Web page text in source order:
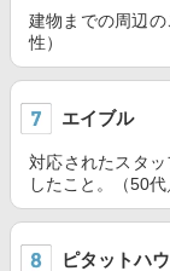
建物までの周辺
性）
エイブル
対応されたスタ
したこと。（50代
ピタットハ